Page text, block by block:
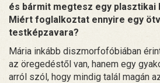
és bármit megtesz egy
Miért foglalkoztat ennyire egy
testképzavara?
Mária inkább diszmorfofóbiában
az öregedéstől van, hanem egy
arról szól, hogy mindig talál magán